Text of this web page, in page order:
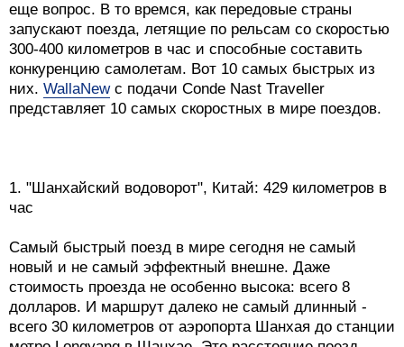
еще вопрос. В то времся, как передовые страны
запускают поезда, летящие по рельсам со скоростью
300-400 километров в час и способные составить
конкуренцию самолетам. Вот 10 самых быстрых из
них. WallaNewс подачи Conde Nast Traveller
представляет 10 самых скоростных в мире поездов.
1. "Шанхайский водоворот", Китай: 429 километров в
час
Самый быстрый поезд в мире сегодня не самый
новый и не самый эффектный внешне. Даже
стоимость проезда не особенно высока: всего 8
долларов. И маршрут далеко не самый длинный -
всего 30 километров от аэропорта Шанхая до станции